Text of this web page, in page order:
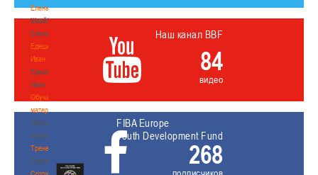
Елена
Швайбович
Елена
Едешко
Иван
Едешко
Иван
Обучающие
материалы
Обучающие
материалы
Тренерам
Тренерам
Сотрудничество
Наш канал BBF
84
видео
FIBA Europe
Youth Development Fund
268
подписчиков